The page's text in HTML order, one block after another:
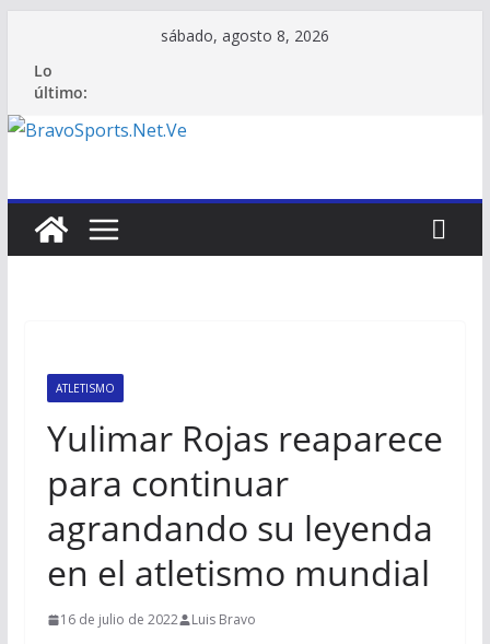
contenido
sábado, agosto 8, 2026
Lo
último:
ATLETISMO
Yulimar Rojas reaparece
para continuar
agrandando su leyenda
en el atletismo mundial
16 de julio de 2022 Luis Bravo